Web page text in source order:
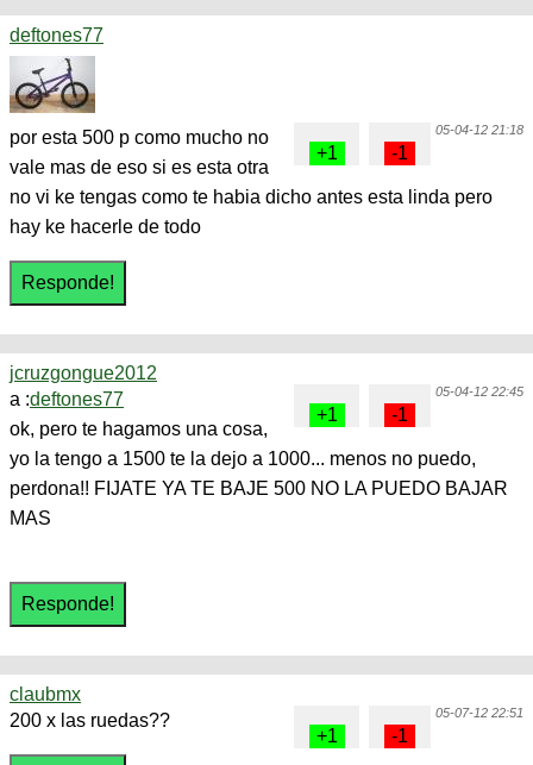
deftones77
05-04-12 21:18
por esta 500 p como mucho no
vale mas de eso si es esta otra
no vi ke tengas como te habia dicho antes esta linda pero
hay ke hacerle de todo
jcruzgongue2012
05-04-12 22:45
a :deftones77
ok, pero te hagamos una cosa,
yo la tengo a 1500 te la dejo a 1000... menos no puedo,
perdona!! FIJATE YA TE BAJE 500 NO LA PUEDO BAJAR
MAS
claubmx
05-07-12 22:51
200 x las ruedas??